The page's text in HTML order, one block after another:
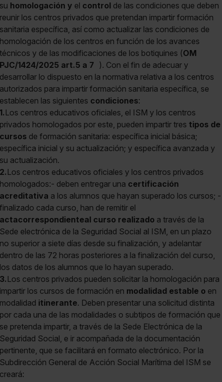
su homologación y el control de las condiciones que deben
reunir los centros privados que pretendan impartir formación
sanitaria específica, así como actualizar las condiciones de
homologación de los centros en función de los avances
técnicos y de las modificaciones de los botiquines (OM
PJC/1424/2025 art.5 a 7 ). Con el fin de adecuar y
desarrollar lo dispuesto en la normativa relativa a los centros
autorizados para impartir formación sanitaria específica, se
establecen las siguientes condiciones:
1. Los centros educativos oficiales, el ISM y los centros
privados homologados por este, pueden impartir tres tipos de
cursos de formación sanitaria: específica inicial básica;
específica inicial y su actualización; y específica avanzada y
su actualización.
2. Los centros educativos oficiales y los centros privados
homologados:- deben entregar una certificación
acreditativa a los alumnos que hayan superado los cursos; -
finalizado cada curso, han de remitir el
actacorrespondienteal curso realizado a través de la
Sede electrónica de la Seguridad Social al ISM, en un plazo
no superior a siete días desde su finalización, y adelantar
dentro de las 72 horas posteriores a la finalización del curso,
los datos de los alumnos que lo hayan superado.
3. Los centros privados pueden solicitar la homologación para
impartir los cursos de formación en modalidad estable o en
modalidad itinerante. Deben presentar una solicitud distinta
por cada una de las modalidades o subtipos de formación que
se pretenda impartir, a través de la Sede Electrónica de la
Seguridad Social, e ir acompañada de la documentación
pertinente, que se facilitará en formato electrónico. Por la
Subdirección General de Acción Social Marítima del ISM se
creará: